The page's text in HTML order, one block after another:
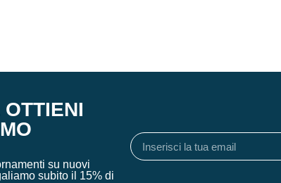
su nuovi
subito il 15% di